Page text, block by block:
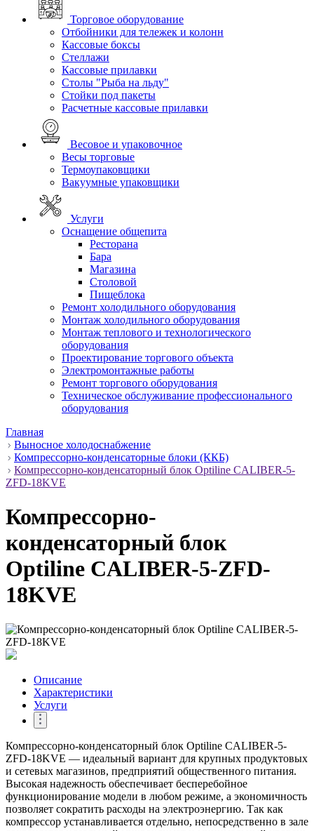
Торговое оборудование
Отбойники для тележек и колонн
Кассовые боксы
Стеллажи
Кассовые прилавки
Столы "Рыба на льду"
Стойки под пакеты
Расчетные кассовые прилавки
Весовое и упаковочное
Весы торговые
Термоупаковщики
Вакуумные упаковщики
Услуги
Оснащение общепита
Ресторана
Бара
Магазина
Столовой
Пищеблока
Ремонт холодильного оборудования
Монтаж холодильного оборудования
Монтаж теплового и технологического
оборудования
Проектирование торгового объекта
Электромонтажные работы
Ремонт торгового оборудования
Техническое обслуживание профессионального
оборудования
Главная
Выносное холодоснабжение
Компрессорно-конденсаторные блоки (ККБ)
Компрессорно-конденсаторный блок Optiline CALIBER-5-
ZFD-18KVE
Компрессорно-
конденсаторный блок
Optiline CALIBER-5-ZFD-
18KVE
Описание
Характеристики
Услуги
Компрессорно-конденсаторный блок Optiline CALIBER-5-
ZFD-18KVE — идеальный вариант для крупных продуктовых
и сетевых магазинов, предприятий общественного питания.
Высокая надежность обеспечивает бесперебойное
функционирование модели в любом режиме, а экономичность
позволяет сократить расходы на электроэнергию. Так как
компрессор устанавливается отдельно, непосредственно в зале